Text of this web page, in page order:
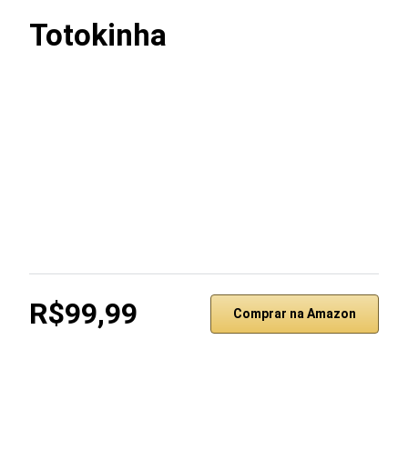
Totokinha
R$99,99 Comprar na Amazon